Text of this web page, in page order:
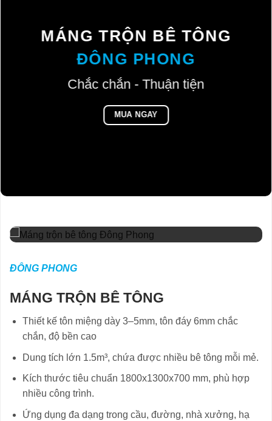
MÁNG TRỘN BÊ TÔNG
ĐÔNG PHONG
Chắc chắn - Thuận tiện
MUA NGAY
ĐÔNG PHONG
MÁNG TRỘN BÊ TÔNG
Thiết kế tôn miệng dày 3–5mm, tôn đáy 6mm chắc
chắn, độ bền cao
Dung tích lớn 1.5m³, chứa được nhiều bê tông mỗi mẻ.
Kích thước tiêu chuẩn 1800x1300x700 mm, phù hợp
nhiều công trình.
Ứng dụng đa dạng trong cầu, đường, nhà xưởng, hạ